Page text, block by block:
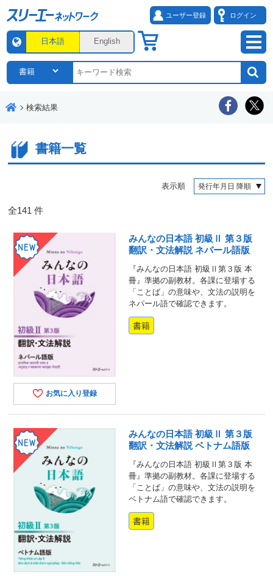
ユーザー登録 ログイン
日本語 English
検索結果
書籍一覧
表示順
全141 件
お気に入り登録
みんなの日本語 初級Ⅱ 第３版
翻訳・文法解説 ネパール語版
『みんなの日本語 初級Ⅱ第３版 本
冊』準拠の副教材。各課に登場する
「ことば」の意味や、文法の説明を
ネパール語で確認できます。
書籍
みんなの日本語 初級Ⅱ 第３版
翻訳・文法解説 ベトナム語版
『みんなの日本語 初級Ⅱ第３版 本
冊』準拠の副教材。各課に登場する
「ことば」の意味や、文法の説明を
ベトナム語で確認できます。
書籍